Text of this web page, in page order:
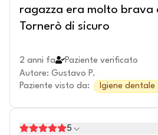
ragazza era molto brava
Tornerò di sicuro
2 anni fa
Paziente verificato
Autore: Gustavo P.
Paziente visto da: Igiene dentale
5